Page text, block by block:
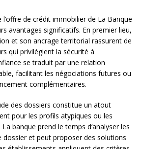
l’offre de crédit immobilier de La Banque
avantages significatifs. En premier lieu,
et son ancrage territorial rassurent de
qui privilégient la sécurité à
se traduit par une relation
facilitant les négociations futures ou
complémentaires.
des dossiers constitue un atout
pour les profils atypiques ou les
banque prend le temps d’analyser les
dossier et peut proposer des solutions